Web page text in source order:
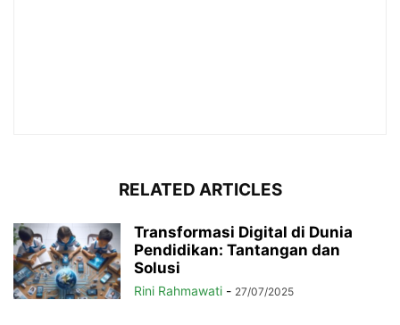
RELATED ARTICLES
Transformasi Digital di Dunia
Pendidikan: Tantangan dan
Solusi
Rini Rahmawati - 27/07/2025